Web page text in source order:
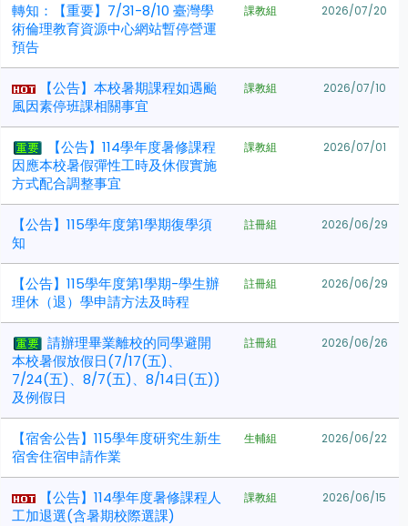
轉知：【重要】7/31-8/10 臺灣學
術倫理教育資源中心網站暫停營運
預告
課教組 2026/07/20
【公告】本校暑期課程如遇颱
風因素停班課相關事宜
課教組 2026/07/10
【公告】114學年度暑修課程
因應本校暑假彈性工時及休假實施
方式配合調整事宜
課教組 2026/07/01
【公告】115學年度第1學期復學須
知
註冊組 2026/06/29
【公告】115學年度第1學期-學生辦
理休（退）學申請方法及時程
註冊組 2026/06/29
請辦理畢業離校的同學避開
本校暑假放假日(7/17(五)、
7/24(五)、8/7(五)、8/14日(五))
及例假日
註冊組 2026/06/26
【宿舍公告】115學年度研究生新生
宿舍住宿申請作業
生輔組 2026/06/22
【公告】114學年度暑修課程人
工加退選(含暑期校際選課)
課教組 2026/06/15